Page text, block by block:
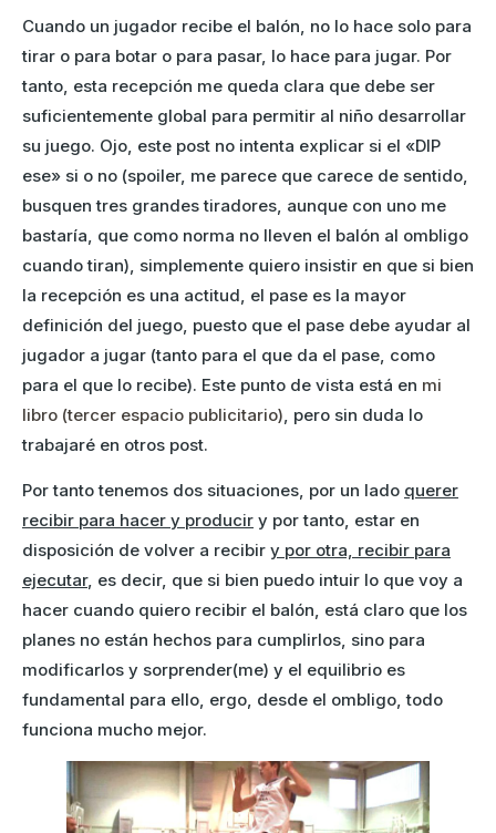
Cuando un jugador recibe el balón, no lo hace solo para
tirar o para botar o para pasar, lo hace para jugar. Por
tanto, esta recepción me queda clara que debe ser
suficientemente global para permitir al niño desarrollar
su juego. Ojo, este post no intenta explicar si el «DIP
ese» si o no (spoiler, me parece que carece de sentido,
busquen tres grandes tiradores, aunque con uno me
bastaría, que como norma no lleven el balón al ombligo
cuando tiran), simplemente quiero insistir en que si bien
la recepción es una actitud, el pase es la mayor
definición del juego, puesto que el pase debe ayudar al
jugador a jugar (tanto para el que da el pase, como
para el que lo recibe). Este punto de vista está en mi
libro (tercer espacio publicitario) , pero sin duda lo
trabajaré en otros post.
Por tanto tenemos dos situaciones, por un lado querer
recibir para hacer y producir y por tanto, estar en
disposición de volver a recibir y por otra, recibir para
ejecutar, es decir, que si bien puedo intuir lo que voy a
hacer cuando quiero recibir el balón, está claro que los
planes no están hechos para cumplirlos, sino para
modificarlos y sorprender(me) y el equilibrio es
fundamental para ello, ergo, desde el ombligo, todo
funciona mucho mejor.